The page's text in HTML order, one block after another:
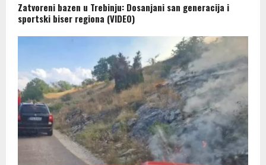
Zatvoreni bazen u Trebinju: Dosanjani san generacija i
sportski biser regiona (VIDEO)